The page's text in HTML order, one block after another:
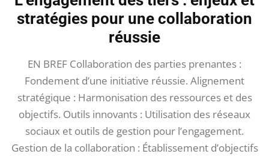
stratégies pour une collaboration
réussie
EN BREF Collaboration des parties prenantes :
Fondement d’une initiative réussie. Alignement
stratégique : Harmonisation des ressources et des
objectifs. Outils innovants : Utilisation des réseaux
sociaux et outils de gestion pour l’engagement.
Gestion de la collaboration : Établissement d’objectifs